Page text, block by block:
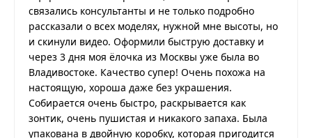
связались консультанты и не только подробно
рассказали о всех моделях, нужной мне высоты, но
и скинули видео. Оформили быструю доставку и
через 3 дня моя ёлочка из Москвы уже была во
Владивостоке. Качество супер! Очень похожа на
настоящую, хороша даже без украшения.
Собирается очень быстро, раскрывается как
зонтик, очень пушистая и никакого запаха. Была
упакована в двойную коробку, которая пригодится